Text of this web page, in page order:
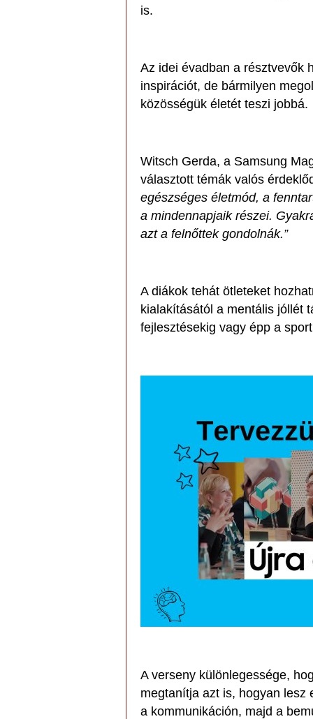
is.
Az idei évadban a résztvevők
inspirációt, de bármilyen
közösségük életét teszi jobbá.
Witsch Gerda, a Samsung
választott témák valós
egészséges életmód, a
a mindennapjaik részei.
azt a felnőttek gondolnák.”
A diákok tehát ötleteket
kialakításától a mentális jóllét
fejlesztésekig vagy épp a
A verseny különlegessége,
megtanítja azt is, hogyan lesz
a kommunikáción, majd a